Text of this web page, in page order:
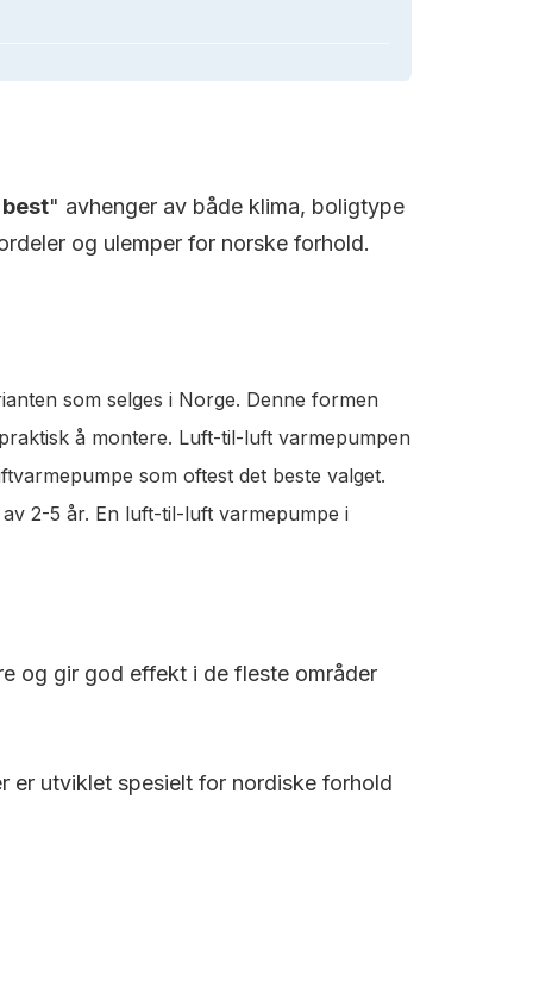
best" avhenger av både klima, boligtype
og ulemper for norske forhold.
som selges i Norge. Denne formen
å montere. Luft-til-luft varmepumpen
som oftest det beste valget.
2-5 år. En luft-til-luft varmepumpe i
og gir god effekt i de fleste områder
er utviklet spesielt for nordiske forhold